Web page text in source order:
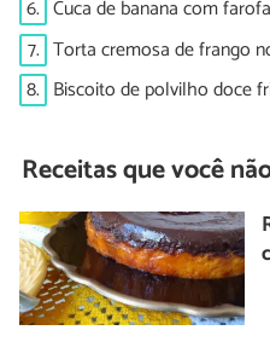
6. Cuca de banana com
7. Torta cremosa de frango
8. Biscoito de polvilho doce
Receitas que você